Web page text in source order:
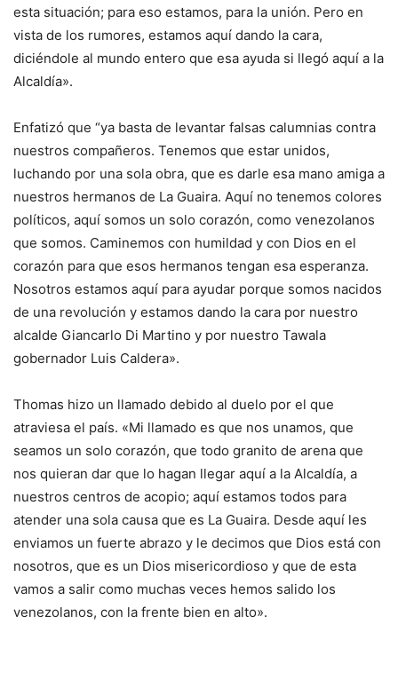
esta situación; para eso estamos, para la unión. Pero en
vista de los rumores, estamos aquí dando la cara,
diciéndole al mundo entero que esa ayuda si llegó aquí a la
Alcaldía».
Enfatizó que “ya basta de levantar falsas calumnias contra
nuestros compañeros. Tenemos que estar unidos,
luchando por una sola obra, que es darle esa mano amiga a
nuestros hermanos de La Guaira. Aquí no tenemos colores
políticos, aquí somos un solo corazón, como venezolanos
que somos. Caminemos con humildad y con Dios en el
corazón para que esos hermanos tengan esa esperanza.
Nosotros estamos aquí para ayudar porque somos nacidos
de una revolución y estamos dando la cara por nuestro
alcalde Giancarlo Di Martino y por nuestro Tawala
gobernador Luis Caldera».
Thomas hizo un llamado debido al duelo por el que
atraviesa el país. «Mi llamado es que nos unamos, que
seamos un solo corazón, que todo granito de arena que
nos quieran dar que lo hagan llegar aquí a la Alcaldía, a
nuestros centros de acopio; aquí estamos todos para
atender una sola causa que es La Guaira. Desde aquí les
enviamos un fuerte abrazo y le decimos que Dios está con
nosotros, que es un Dios misericordioso y que de esta
vamos a salir como muchas veces hemos salido los
venezolanos, con la frente bien en alto».